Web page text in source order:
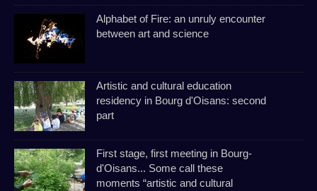
Alphabet of Fire: an unruly encounter
between art and science
Artistic and cultural education
residency in Bourg d'Oisans: second
part
First stage, first meeting in Bourg-
d'Oisans... Some call these
moments “artistic and cultural